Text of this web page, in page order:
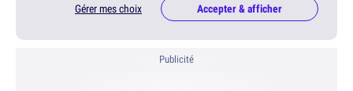
Gérer mes choix Accepter & afficher
Publicité